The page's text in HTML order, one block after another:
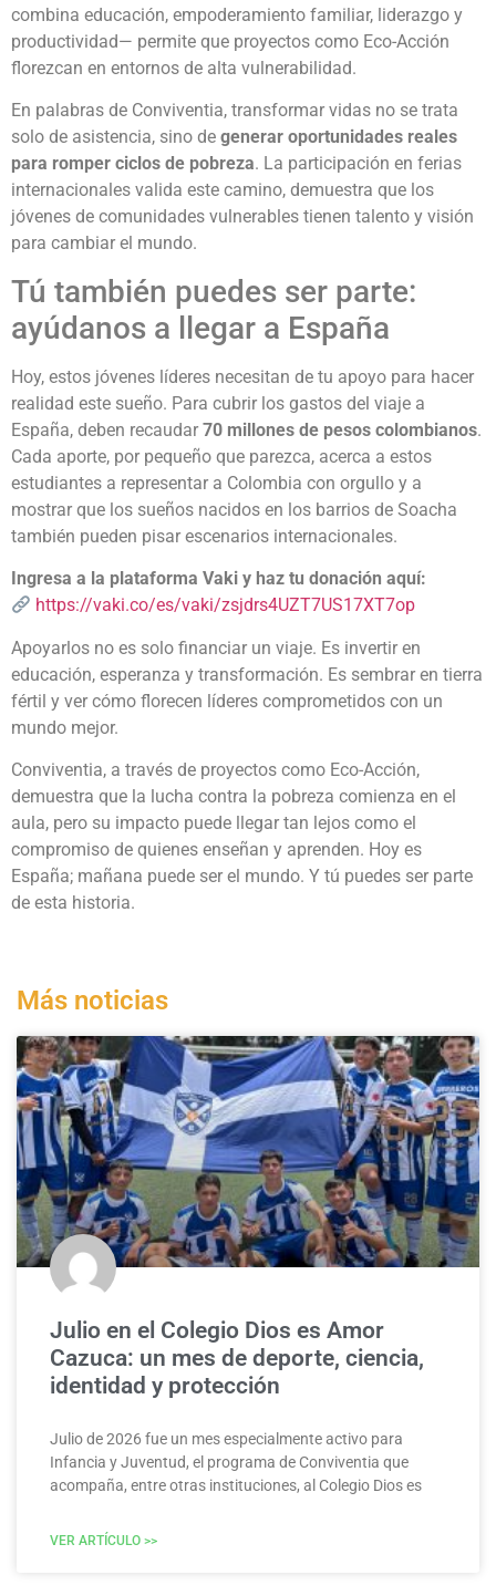
combina educación, empoderamiento familiar, liderazgo y
productividad— permite que proyectos como Eco-Acción
florezcan en entornos de alta vulnerabilidad.
En palabras de Conviventia, transformar vidas no se trata
solo de asistencia, sino de generar oportunidades reales
para romper ciclos de pobreza. La participación en ferias
internacionales valida este camino, demuestra que los
jóvenes de comunidades vulnerables tienen talento y visión
para cambiar el mundo.
Tú también puedes ser parte:
ayúdanos a llegar a España
Hoy, estos jóvenes líderes necesitan de tu apoyo para hacer
realidad este sueño. Para cubrir los gastos del viaje a
España, deben recaudar 70 millones de pesos colombianos.
Cada aporte, por pequeño que parezca, acerca a estos
estudiantes a representar a Colombia con orgullo y a
mostrar que los sueños nacidos en los barrios de Soacha
también pueden pisar escenarios internacionales.
Ingresa a la plataforma Vaki y haz tu donación aquí:
https://vaki.co/es/vaki/zsjdrs4UZT7US17XT7op
Apoyarlos no es solo financiar un viaje. Es invertir en
educación, esperanza y transformación. Es sembrar en tierra
fértil y ver cómo florecen líderes comprometidos con un
mundo mejor.
Conviventia, a través de proyectos como Eco-Acción,
demuestra que la lucha contra la pobreza comienza en el
aula, pero su impacto puede llegar tan lejos como el
compromiso de quienes enseñan y aprenden. Hoy es
España; mañana puede ser el mundo. Y tú puedes ser parte
de esta historia.
Más noticias
Julio en el Colegio Dios es Amor
Cazuca: un mes de deporte, ciencia,
identidad y protección
Julio de 2026 fue un mes especialmente activo para
Infancia y Juventud, el programa de Conviventia que
acompaña, entre otras instituciones, al Colegio Dios es
VER ARTÍCULO >>